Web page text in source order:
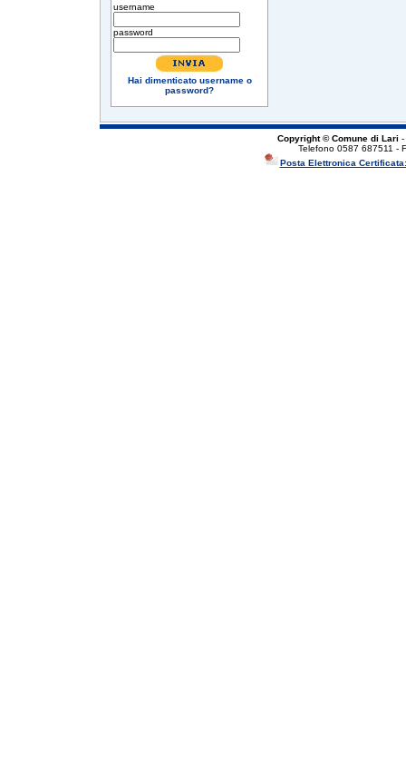
username
password
Hai dimenticato username o
password?
Copyright © Comune di Lari -
Telefono 0587 687511 -
Posta Elettronica Certificata: